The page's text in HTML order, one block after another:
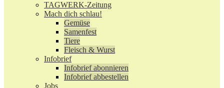
TAGWERK-Zeitung
Mach dich schlau!
Gemüse
Samenfest
Tiere
Fleisch & Wurst
Infobrief
Infobrief abonnieren
Infobrief abbestellen
Jobs